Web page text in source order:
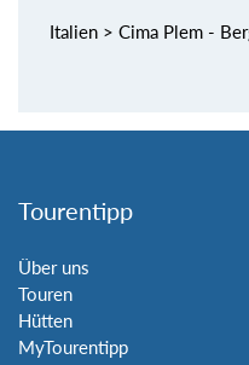
Italien > Cima Plem -
Tourentipp
Über uns
Touren
Hütten
MyTourentipp